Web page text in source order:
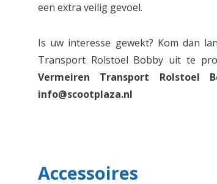
een extra veilig gevoel.
Is uw interesse gewekt? Kom dan
Transport Rolstoel Bobby uit te
Vermeiren Transport Rolstoel
info@scootplaza.nl
Accessoires